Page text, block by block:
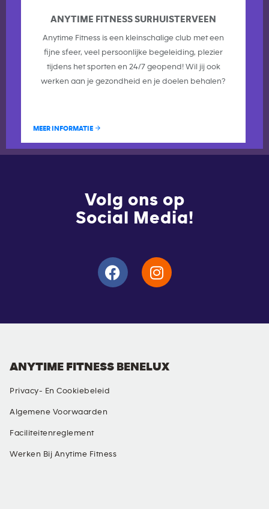
ANYTIME FITNESS SURHUISTERVEEN
Anytime Fitness is een kleinschalige club met een
fijne sfeer, veel persoonlijke begeleiding, plezier
tijdens het sporten en 24/7 geopend! Wil jij ook
werken aan je gezondheid en je doelen behalen?
MEER INFORMATIE
Volg ons op
Social Media!
ANYTIME FITNESS BENELUX
Privacy- En Cookiebeleid
Algemene Voorwaarden
Faciliteitenreglement
Werken Bij Anytime Fitness